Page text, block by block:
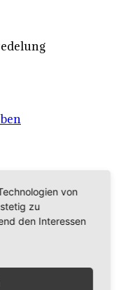
von
zu
den Interessen